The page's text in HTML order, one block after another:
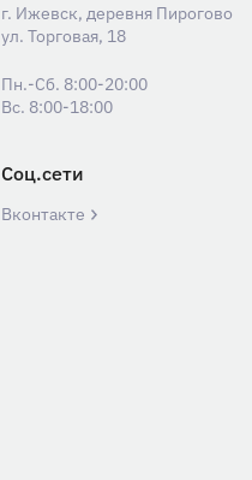
г. Ижевск, деревня Пирогово
ул. Торговая, 18
Пн.-Сб. 8:00-20:00
Вс. 8:00-18:00
Соц.сети
Вконтакте